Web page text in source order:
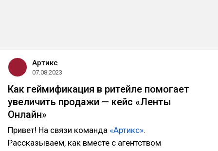
Артикс
07.08.2023
Как геймификация в ритейле помогает
увеличить продажи — кейс «Ленты
Онлайн»
Привет! На связи команда «Артикс».
Рассказываем, как вместе с агентством